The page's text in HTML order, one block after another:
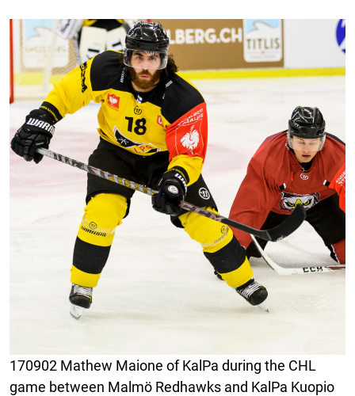
170902 Mathew Maione of KalPa during the CHL
game between Malmö Redhawks and KalPa Kuopio